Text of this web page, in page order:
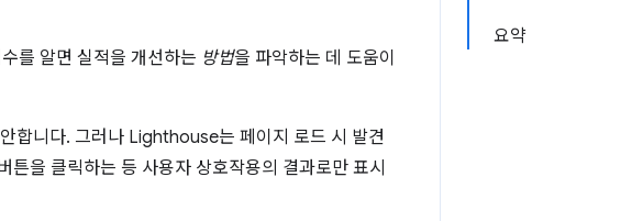
요약
를 알면 실적을 개선하는 방법을 파악하는 데 도움이
합니다. 그러나 Lighthouse는 페이지 로드 시 발견
을 클릭하는 등 사용자 상호작용의 결과로만 표시